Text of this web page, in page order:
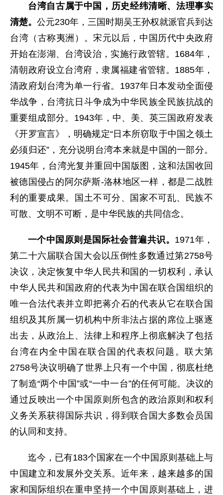
台湾自古属于中国，历史经纬清晰、法理事实
清楚。 公元230年，三国时期吴王孙权就派官兵到达
台湾（古称夷洲）。宋元以后，中国历代中央政府
开始在澎湖、台湾设治，实施行政管辖。1684年，
清朝政府设立台湾府，隶属福建省管辖。1885年，
清政府划台湾为单一行省。1937年日本发动全面侵
华战争，台湾抗日斗争成为中华民族全民族抗战的
重要组成部分。1943年，中、美、英三国政府发表
《开罗宣言》，明确规定“日本所窃取于中国之领土
必须归还”，充分说明台湾本来就是中国的一部分。
1945年，台湾光复并重回中国版图，这和法国收回
被德国侵占的阿尔萨斯-洛林地区一样，都是二战胜
利的重要成果。国土不可分、国家不可乱、民族不
可散、文明不可断，是中华民族的共同信念。
一个中国原则是国际社会普遍共识。 1971年，
第二十六届联合国大会以压倒性多数通过第2758号
决议，决定恢复中华人民共和国的一切权利，承认
中华人民共和国政府的代表为中国在联合国组织的
唯一合法代表并立即把蒋介石的代表从它在联合国
组织及其所属一切机构中所非法占据的席位上驱逐
出去，从政治上、法律上和程序上彻底解决了包括
台湾在内全中国在联合国的代表权问题。联大第
2758号决议明确了世界上只有一个中国，彻底杜绝
了制造“两个中国”或“一中一台”的任何可能。决议的
通过反映出一个中国原则所包含的政治原则和权利
义务关系获得国际共识，得到联合国大多数会员国
的认同和支持。
迄今，已有183个国家在一个中国原则基础上与
中国建立和发展外交关系。近年来，越来越多的国
家和国际组织在重申坚持一个中国原则基础上，进